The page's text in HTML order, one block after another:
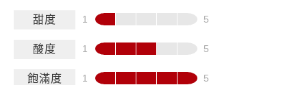
甜度
酸度
飽滿度